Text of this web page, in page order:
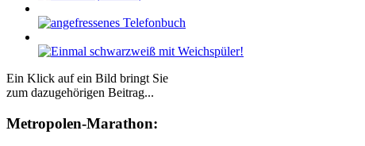
Ein Klick auf ein Bild bringt Sie
zum dazugehörigen Beitrag...
Me­tro­po­len-Ma­ra­thon: